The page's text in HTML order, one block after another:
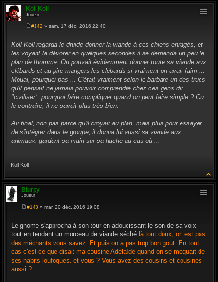
Koll Koll
Joueur
s
s
a
e
#142 » sam. 17 déc. 2016 22:40
Koll Koll regarda le druide donner la viande à ces chiens enragés, et
les voyant la dévorer en quelques secondes il se demanda un peu le
plan de l'homme. On pouvait évidemment donner toute sa viande aux
clébards et au pire mangers les clébards si vraiment on avait faim ...
Mouai, pourquoi pas ... C'était vraiment selon le barbare un des trucs
qu'il pensait ne jamais pouvoir comprendre chez ces gens dit
"civiliser", pourquoi faire compliquer quand on peut faire simple ? Ou
le contraire, il ne savait plus très bien.
Au final, non pas parce qu'il croyait au plan, mais plus pour essayer
de s'intégrer dans le groupe, il donna lui aussi sa viande aux
animaux. gardant sa main sur sa hache au cas où ...
-Koll Koll-
Blurpy
Joueur
s
a
e
#143 » mar. 20 déc. 2016 19:08
Le gnome s'approcha à son tour en adoucissant le son de sa voix
tout en tendant un morceau de viande séché là tout doux, on est pas
des méchants vous savez. Et puis on a pas trop bon gout. En tout
cas c'est ce que disait ma cousine Adélaïde quand on se moquait de
ses habits loufoques. et vous ? Vous avez des cousins et cousines
aussi ?